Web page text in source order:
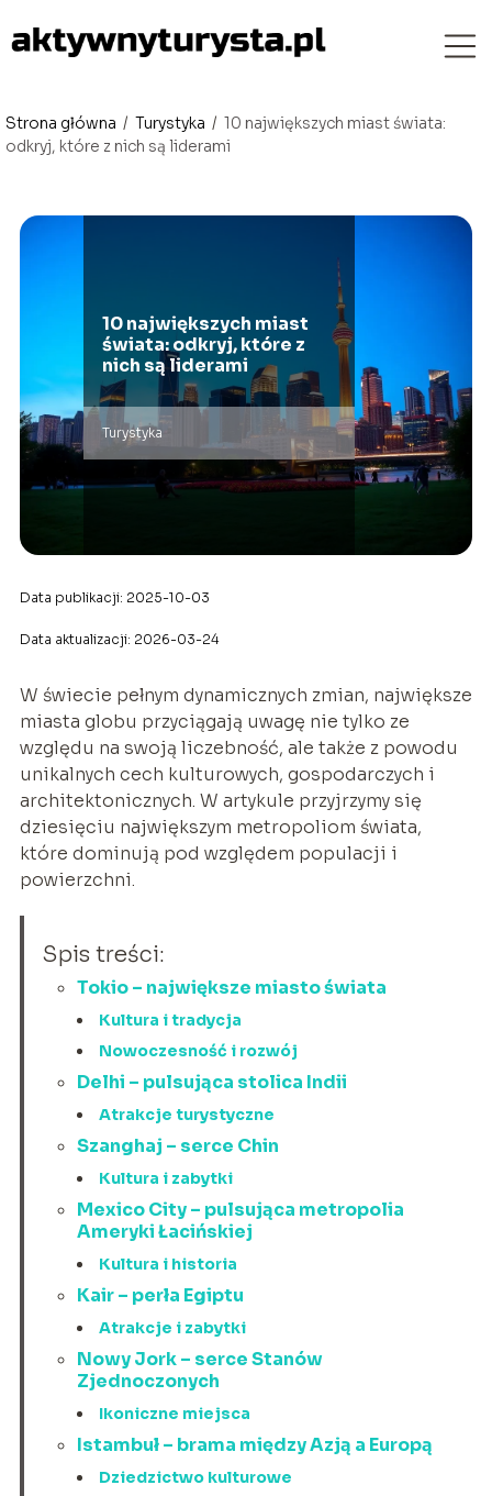
Strona główna / Turystyka / 10 największych miast świata:
odkryj, które z nich są liderami
10 największych miast
świata: odkryj, które z
nich są liderami
Turystyka
Data publikacji: 2025-10-03
Data aktualizacji: 2026-03-24
W świecie pełnym dynamicznych zmian, największe
miasta globu przyciągają uwagę nie tylko ze
względu na swoją liczebność, ale także z powodu
unikalnych cech kulturowych, gospodarczych i
architektonicznych. W artykule przyjrzymy się
dziesięciu największym metropoliom świata,
które dominują pod względem populacji i
powierzchni.
Spis treści:
Tokio – największe miasto świata
Kultura i tradycja
Nowoczesność i rozwój
Delhi – pulsująca stolica Indii
Atrakcje turystyczne
Szanghaj – serce Chin
Kultura i zabytki
Mexico City – pulsująca metropolia
Ameryki Łacińskiej
Kultura i historia
Kair – perła Egiptu
Atrakcje i zabytki
Nowy Jork – serce Stanów
Zjednoczonych
Ikoniczne miejsca
Istambuł – brama między Azją a Europą
Dziedzictwo kulturowe